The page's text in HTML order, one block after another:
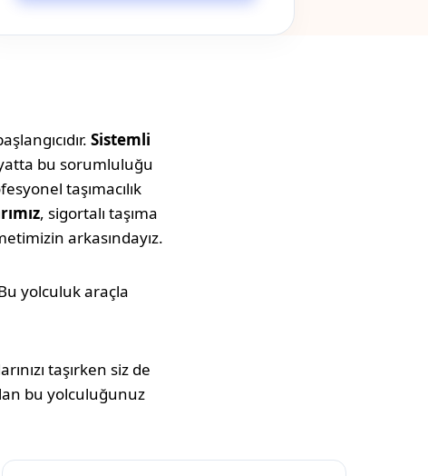
Sistemli
bu sorumluluğu
taşımacılık
, sigortalı taşıma
arkasındayız.
Bu yolculuk araçla
taşırken siz de
bu yolculuğunuz